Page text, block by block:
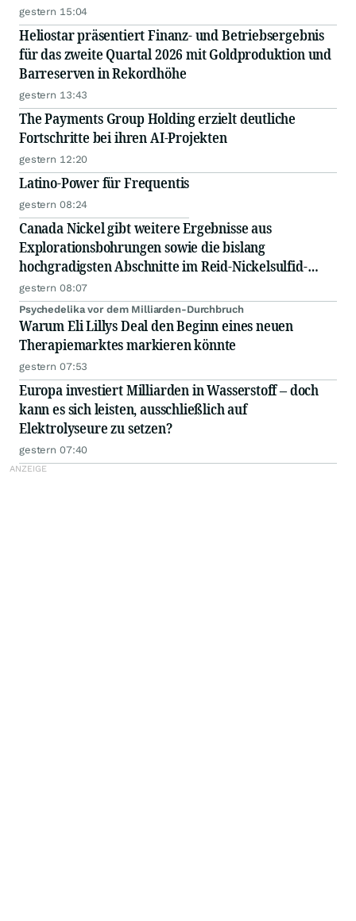
gestern 15:04
Heliostar präsentiert Finanz- und Betriebsergebnis
für das zweite Quartal 2026 mit Goldproduktion und
Barreserven in Rekordhöhe
gestern 13:43
The Payments Group Holding erzielt deutliche
Fortschritte bei ihren AI-Projekten
gestern 12:20
Latino-Power für Frequentis
gestern 08:24
Canada Nickel gibt weitere Ergebnisse aus
Explorationsbohrungen sowie die bislang
hochgradigsten Abschnitte im Reid-Nickelsulfid-
Projekt bekannt
gestern 08:07
Psychedelika vor dem Milliarden-Durchbruch
Warum Eli Lillys Deal den Beginn eines neuen
Therapiemarktes markieren könnte
gestern 07:53
Europa investiert Milliarden in Wasserstoff – doch
kann es sich leisten, ausschließlich auf
Elektrolyseure zu setzen?
gestern 07:40